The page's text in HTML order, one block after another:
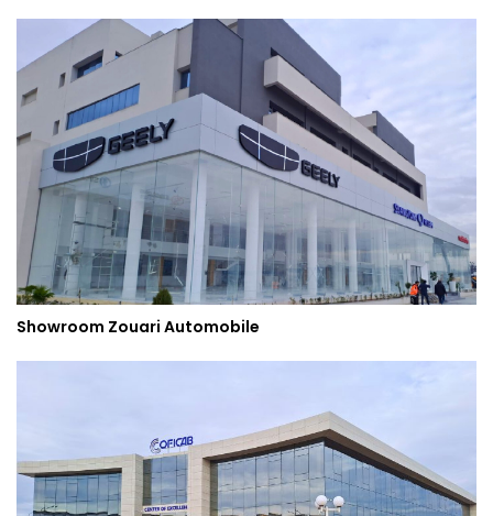
Showroom Zouari Automobile